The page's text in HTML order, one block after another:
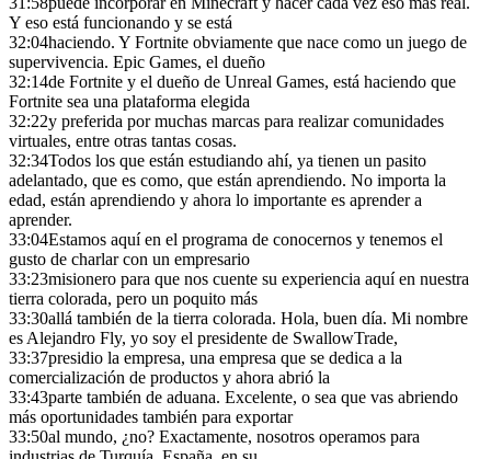
Y eso está funcionando y se está
32:04haciendo. Y Fortnite obviamente que nace como un juego de
supervivencia. Epic Games, el dueño
32:14de Fortnite y el dueño de Unreal Games, está haciendo que
Fortnite sea una plataforma elegida
32:22y preferida por muchas marcas para realizar comunidades
virtuales, entre otras tantas cosas.
32:34Todos los que están estudiando ahí, ya tienen un pasito
adelantado, que es como, que están aprendiendo. No importa la
edad, están aprendiendo y ahora lo importante es aprender a
aprender.
33:04Estamos aquí en el programa de conocernos y tenemos el
gusto de charlar con un empresario
33:23misionero para que nos cuente su experiencia aquí en nuestra
tierra colorada, pero un poquito más
33:30allá también de la tierra colorada. Hola, buen día. Mi nombre
es Alejandro Fly, yo soy el presidente de SwallowTrade,
33:37presidio la empresa, una empresa que se dedica a la
comercialización de productos y ahora abrió la
33:43parte también de aduana. Excelente, o sea que vas abriendo
más oportunidades también para exportar
33:50al mundo, ¿no? Exactamente, nosotros operamos para